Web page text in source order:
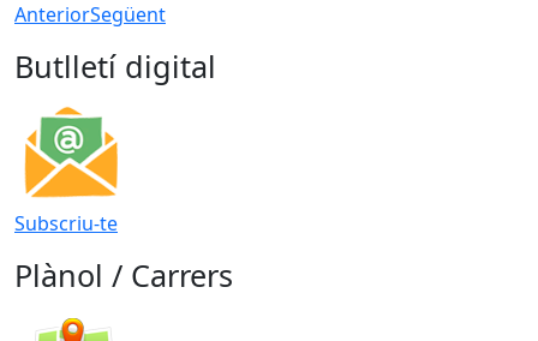
AnteriorSegüent
Butlletí digital
Subscriu-te
Plànol / Carrers